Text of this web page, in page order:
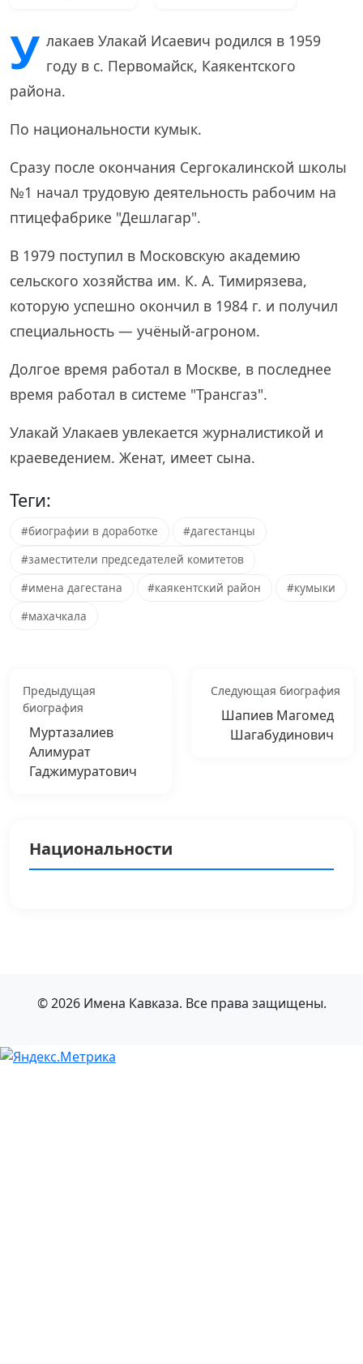
У лакаев Улакай Исаевич родился в 1959
году в с. Первомайск, Каякентского
района.
По национальности кумык.
Сразу после окончания Сергокалинской школы
№1 начал трудовую деятельность рабочим на
птицефабрике "Дешлагар".
В 1979 поступил в Московскую академию
сельского хозяйства им. К. А. Тимирязева,
которую успешно окончил в 1984 г. и получил
специальность — учёный-агроном.
Долгое время работал в Москве, в последнее
время работал в системе "Трансгаз".
Улакай Улакаев увлекается журналистикой и
краеведением. Женат, имеет сына.
Теги:
#биографии в доработке
#дагестанцы
#заместители председателей комитетов
#имена дагестана
#каякентский район
#кумыки
#махачкала
Предыдущая
биография
Муртазалиев
Алимурат
Гаджимуратович
Следующая биография
Шапиев Магомед
Шагабудинович
Национальности
© 2026 Имена Кавказа. Все права защищены.